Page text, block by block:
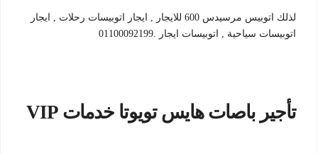
لذلك اتوبيس مرسيدس 600 للايجار , ايجار اتوبيسات رحلات , ايجار
اتوبيسات سياحية , اتوبيسات ايجار .01100092199
تأجير باصات هايس تويوتا خدمات VIP